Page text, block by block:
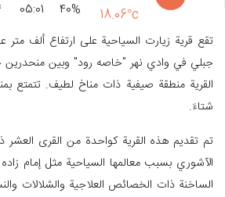
18.06°c
40%
05:01
تقع قرية زيارت السياحية على ارتفاع ألف
جبلي في وادي نهر "خاصه رود" وبين منحدرين
القرية منطقة صيفية ذات مناخ لطيف. تتمتع
شتاءَ.
تم تقديم هذه القرية كواحدة من القرى العشر
الآشوري بسبب معالمها السياحية مثل إمام زاده
الساخنة ذات الخصائص العلاجية والشلالات